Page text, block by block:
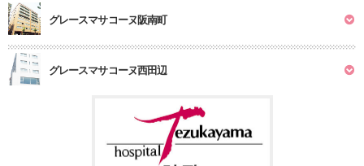
グレースマサコーヌ阪南町
グレースマサコーヌ西田辺